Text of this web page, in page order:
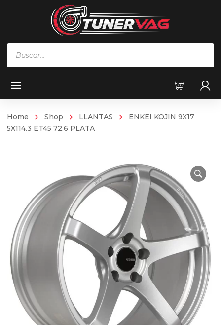
Home Shop LLANTAS
ENKEI KOJIN 9X17
5X114.3 ET45 72.6 PLATA